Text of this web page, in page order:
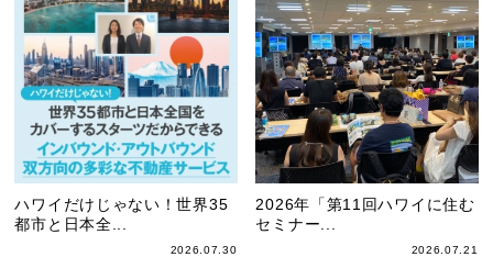
ハワイだけじゃない！世界35
都市と日本全...
2026.07.30
2026年「第11回ハワイに住む
セミナー...
2026.07.21